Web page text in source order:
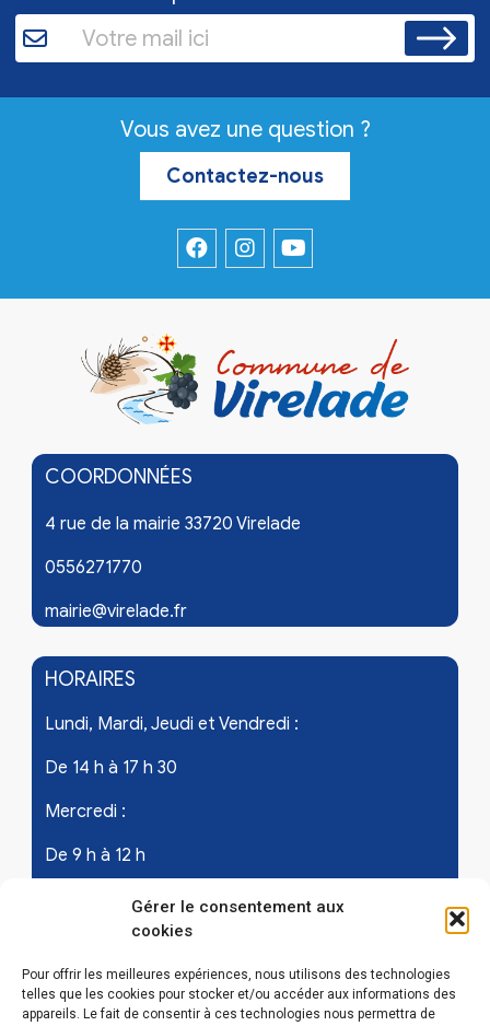
Gérer le consentement aux
cookies
Pour offrir les meilleures expériences, nous utilisons des technologies
telles que les cookies pour stocker et/ou accéder aux informations des
appareils. Le fait de consentir à ces technologies nous permettra de
Vous avez une question ?
Contactez-nous
COORDONNÉES
4 rue de la mairie 33720 Virelade
0556271770
mairie@virelade.fr
HORAIRES
Lundi, Mardi, Jeudi et Vendredi :
De 14 h à 17 h 30
Mercredi :
De 9 h à 12 h
Samedi - les 1er et 3ème de chaque mois :
De 9 h à 12 h